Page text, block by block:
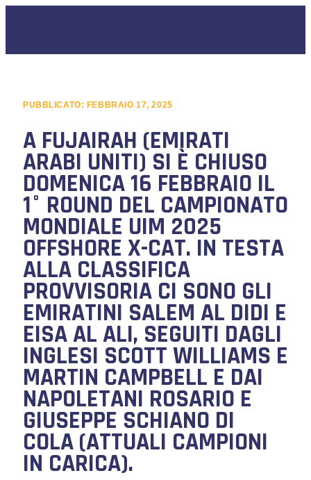
PUBBLICATO: FEBBRAIO 17, 2025
A FUJAIRAH (EMIRATI
ARABI UNITI) SI È CHIUSO
DOMENICA 16 FEBBRAIO IL
1° ROUND DEL CAMPIONATO
MONDIALE UIM 2025
OFFSHORE X-CAT. IN TESTA
ALLA CLASSIFICA
PROVVISORIA CI SONO GLI
EMIRATINI SALEM AL DIDI E
EISA AL ALI, SEGUITI DAGLI
INGLESI SCOTT WILLIAMS E
MARTIN CAMPBELL E DAI
NAPOLETANI ROSARIO E
GIUSEPPE SCHIANO DI
COLA (ATTUALI CAMPIONI
IN CARICA).